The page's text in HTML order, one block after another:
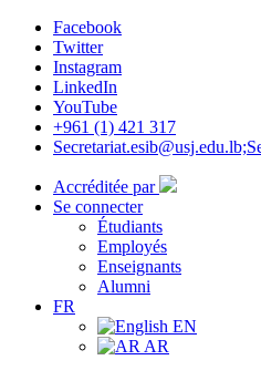
Facebook
Twitter
Instagram
LinkedIn
YouTube
+961 (1) 421 317
Accréditée par
Se connecter
Étudiants
Employés
Enseignants
Alumni
FR
EN
AR